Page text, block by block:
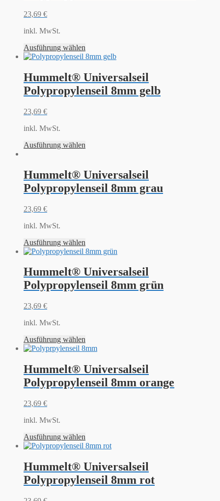
23,69 €
inkl. MwSt.
Ausführung wählen
Hummelt® Universalseil
Polypropylenseil 8mm gelb
23,69 €
inkl. MwSt.
Ausführung wählen
Hummelt® Universalseil
Polypropylenseil 8mm grau
23,69 €
inkl. MwSt.
Ausführung wählen
Hummelt® Universalseil
Polypropylenseil 8mm grün
23,69 €
inkl. MwSt.
Ausführung wählen
Hummelt® Universalseil
Polypropylenseil 8mm orange
23,69 €
inkl. MwSt.
Ausführung wählen
Hummelt® Universalseil
Polypropylenseil 8mm rot